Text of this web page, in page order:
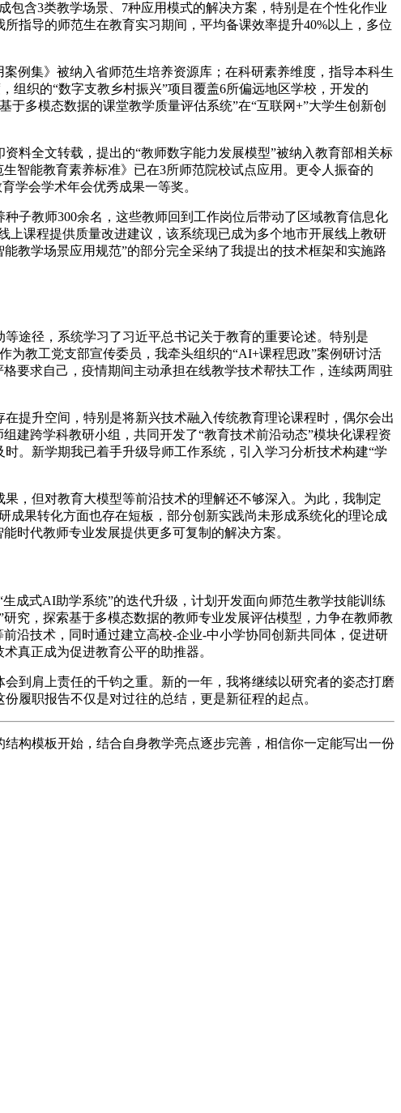
包含3类教学场景、7种应用模式的解决方案，特别是在个性化作业
指导的师范生在教育实习期间，平均备课效率提升40%以上，多位
例集》被纳入省师范生培养资源库；在科研素养维度，指导本科生
组织的“数字支教乡村振兴”项目覆盖6所偏远地区学校，开发的
多模态数据的课堂教学质量评估系统”在“互联网+”大学生创新创
料全文转载，提出的“教师数字能力发展模型”被纳入教育部相关标
智能教育素养标准》已在3所师范院校试点应用。更令人振奋的
学会学术年会优秀成果一等奖。
子教师300余名，这些教师回到工作岗位后带动了区域教育信息化
上课程提供质量改进建议，该系统现已成为多个地市开展线上教研
教学场景应用规范”的部分完全采纳了我提出的技术框架和实施路
途径，系统学习了习近平总书记关于教育的重要论述。特别是
为教工党支部宣传委员，我牵头组织的“AI+课程思政”案例研讨活
要求自己，疫情期间主动承担在线教学技术帮扶工作，连续两周驻
提升空间，特别是将新兴技术融入传统教育理论课程时，偶尔会出
建跨学科教研小组，共同开发了“教育技术前沿动态”模块化课程资
。新学期我已着手升级导师工作系统，引入学习分析技术构建“学
，但对教育大模型等前沿技术的理解还不够深入。为此，我制定
成果转化方面也存在短板，部分创新实践尚未形成系统化的理论成
时代教师专业发展提供更多可复制的解决方案。
成式AI助学系统”的迭代升级，计划开发面向师范生教学技能训练
究，探索基于多模态数据的教师专业发展评估模型，力争在教师教
沿技术，同时通过建立高校-企业-中小学协同创新共同体，促进研
真正成为促进教育公平的助推器。
到肩上责任的千钧之重。新的一年，我将继续以研究者的姿态打磨
履职报告不仅是对过往的总结，更是新征程的起点。
构模板开始，结合自身教学亮点逐步完善，相信你一定能写出一份